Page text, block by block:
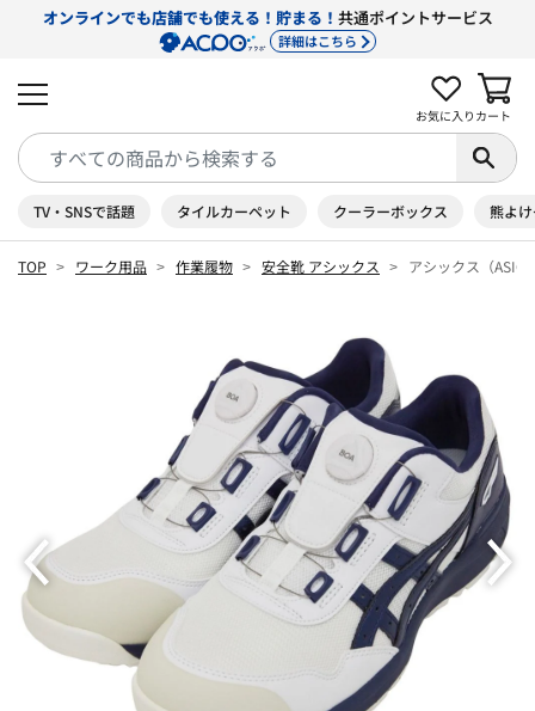
オンラインでも店舗でも使える！貯まる！ 共通ポイントサービス
詳細はこちら
お気に入り カート
TV・SNSで話題 タイルカーペット クーラーボックス 熊よ
TOP ワーク用品 作業履物 安全靴 アシックス アシックス（